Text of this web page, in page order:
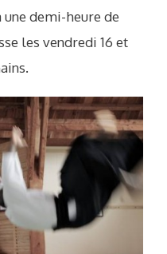
une demi-heure de
les vendredi 16 et